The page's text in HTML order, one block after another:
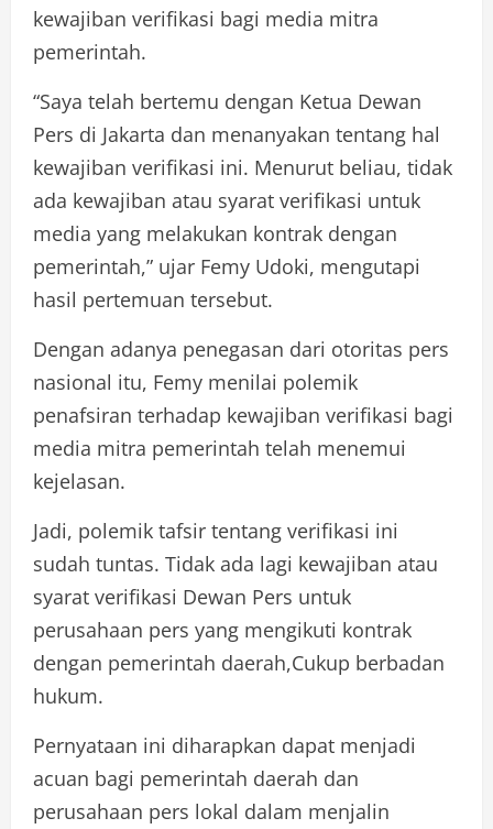
kewajiban verifikasi bagi media mitra
pemerintah.
“Saya telah bertemu dengan Ketua Dewan
Pers di Jakarta dan menanyakan tentang hal
kewajiban verifikasi ini. Menurut beliau, tidak
ada kewajiban atau syarat verifikasi untuk
media yang melakukan kontrak dengan
pemerintah,” ujar Femy Udoki, mengutapi
hasil pertemuan tersebut.
Dengan adanya penegasan dari otoritas pers
nasional itu, Femy menilai polemik
penafsiran terhadap kewajiban verifikasi bagi
media mitra pemerintah telah menemui
kejelasan.
Jadi, polemik tafsir tentang verifikasi ini
sudah tuntas. Tidak ada lagi kewajiban atau
syarat verifikasi Dewan Pers untuk
perusahaan pers yang mengikuti kontrak
dengan pemerintah daerah,Cukup berbadan
hukum.
Pernyataan ini diharapkan dapat menjadi
acuan bagi pemerintah daerah dan
perusahaan pers lokal dalam menjalin